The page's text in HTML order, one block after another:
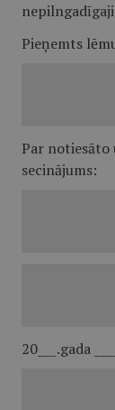
Pieņemts
Par notiesāto
secinājums:
20___.gada